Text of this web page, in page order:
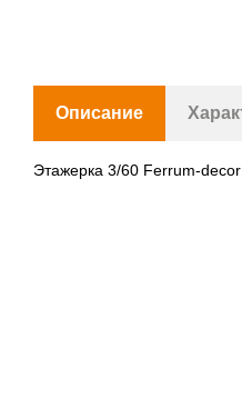
Описание
Этажерка 3/60 Ferrum-